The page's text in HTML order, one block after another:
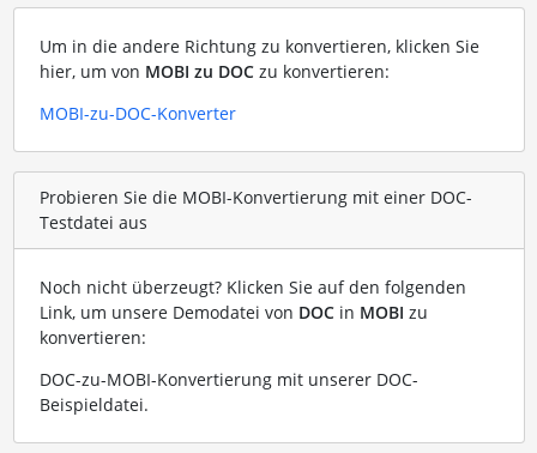
Um in die andere Richtung zu konvertieren, klicken Sie
hier, um von MOBI zu DOCzu konvertieren:
MOBI-zu-DOC-Konverter
Probieren Sie die MOBI-Konvertierung mit einer DOC-
Testdatei aus
Noch nicht überzeugt? Klicken Sie auf den folgenden
Link, um unsere Demodatei von DOCin MOBI zu
konvertieren:
DOC-zu-MOBI-Konvertierung mit unserer DOC-
Beispieldatei.